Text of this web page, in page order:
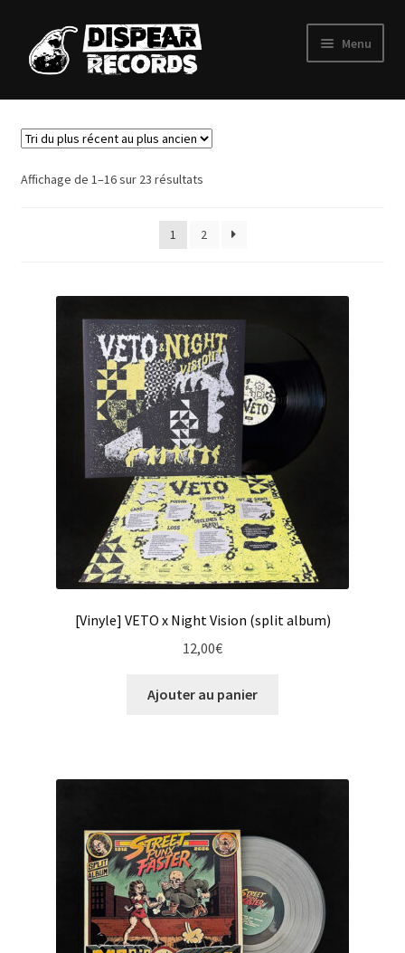
Aller
navigation
Aller
au
contenu
Menu
Label
Cassettes
Affichage de 1–16 sur 23 résultatsTrié
récent
ancien
1 2
[Vinyle] VETO x Night Vision (split album)
12,00€
Ajouter au panier